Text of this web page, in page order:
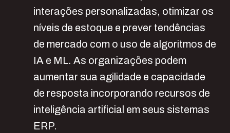
interações personalizadas, otimizar os
níveis de estoque e prever tendências
de mercado com o uso de algoritmos de
IA e ML. As organizações podem
aumentar sua agilidade e capacidade
de resposta incorporando recursos de
inteligência artificial em seus sistemas
ERP.